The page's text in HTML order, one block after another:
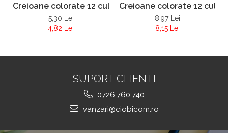
Creioane colorate 12 culori Yalong 830041
5,30 Lei
4,82 Lei
Creioane colorate 12
8,97 Lei
8,15 Lei
SUPORT CLIENTI
0726.760.740
vanzari@ciobicom.ro